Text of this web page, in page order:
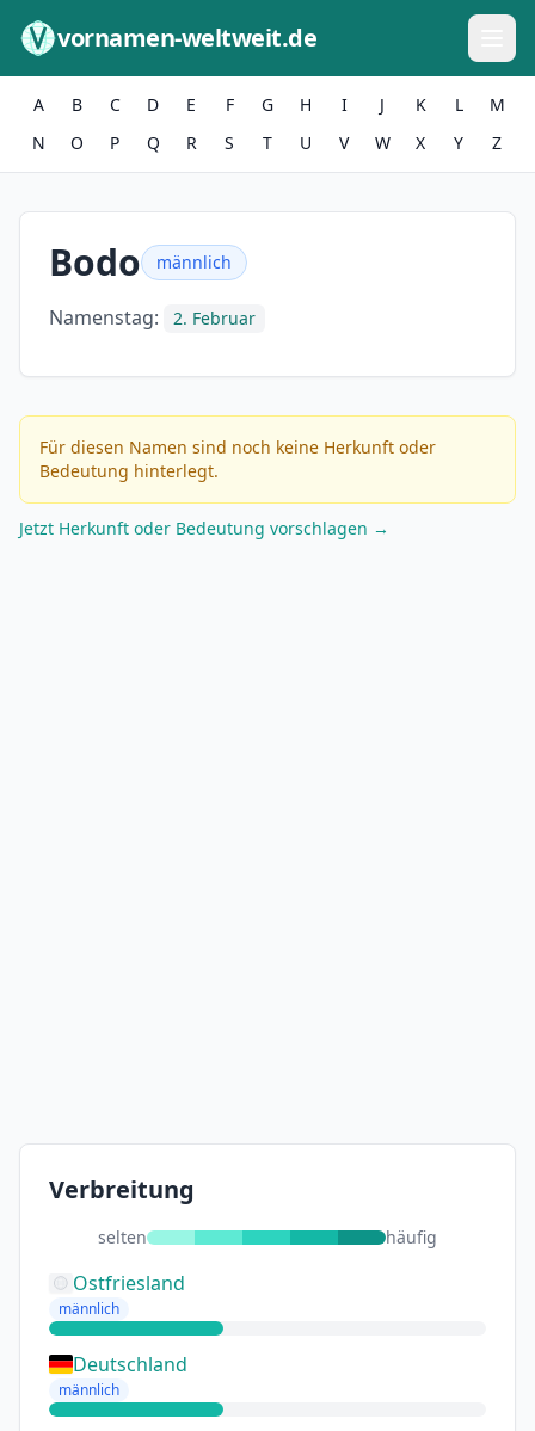
vornamen-weltweit.de
A B C D E F G H I J K L
M
N
O P Q R S T U V W X Y Z
Bodo männlich
Namenstag: 2. Februar
Für diesen Namen sind noch keine Herkunft oder
Bedeutung hinterlegt.
Jetzt Herkunft oder Bedeutung vorschlagen →
Verbreitung
selten häufig
Ostfriesland
männlich
Deutschland
männlich